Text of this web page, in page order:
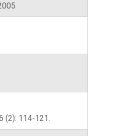
(2): 114-121.